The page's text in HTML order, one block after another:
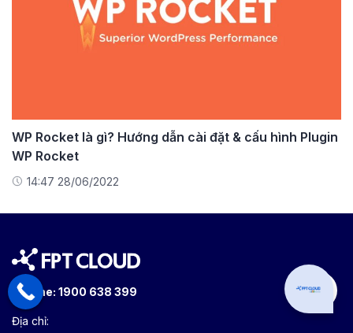
WP Rocket là gì? Hướng dẫn cài đặt & cấu hình Plugin
WP Rocket
14:47 28/06/2022
Hotline: 1900 638 399
Địa chỉ:
Can I